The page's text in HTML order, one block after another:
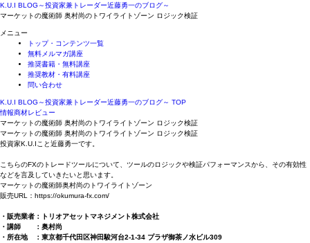
K.U.I BLOG～投資家兼トレーダー近藤勇一のブログ～
マーケットの魔術師 奥村尚のトワイライトゾーン ロジック検証
メニュー
トップ・コンテンツ一覧
無料メルマガ講座
推奨書籍・無料講座
推奨教材・有料講座
問い合わせ
K.U.I BLOG～投資家兼トレーダー近藤勇一のブログ～ TOP
情報商材レビュー
マーケットの魔術師 奥村尚のトワイライトゾーン ロジック検証
マーケットの魔術師 奥村尚のトワイライトゾーン ロジック検証
投資家K.U.Iこと近藤勇一です。
こちらのFXのトレードツールについて、ツールのロジックや検証パフォーマンスから、その有効性
などを言及していきたいと思います。
マーケットの魔術師奥村尚のトワイライトゾーン
販売URL：https://okumura-fx.com/
・販売業者：トリオアセットマネジメント株式会社
・講師 ：奥村尚
・所在地 ：東京都千代田区神田駿河台2-1-34 プラザ御茶ノ水ビル309